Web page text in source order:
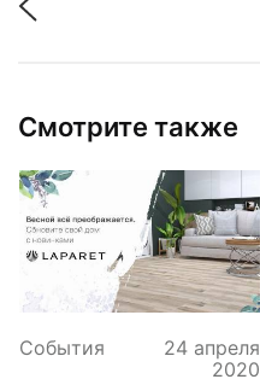
Смотрите также
События
24 апреля
2020